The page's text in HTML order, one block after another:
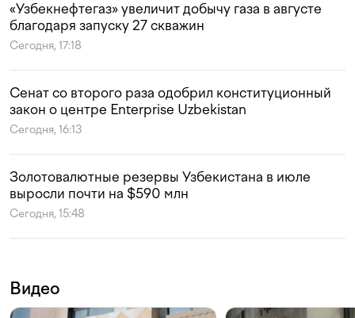
«Узбекнефтегаз» увеличит добычу газа в августе
благодаря запуску 27 скважин
Сегодня, 17:18
Сенат со второго раза одобрил конституционный
закон о центре Enterprise Uzbekistan
Сегодня, 16:13
Золотовалютные резервы Узбекистана в июле
выросли почти на $590 млн
Сегодня, 15:48
Видео